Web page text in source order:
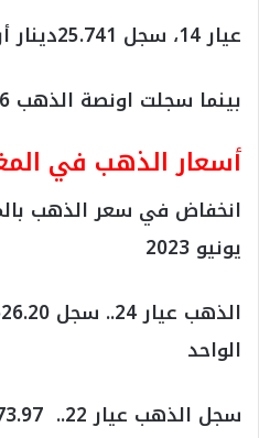
عيار 14، سجل 25.741دينار أردني
بينما سجلت اونصة الذهب 1372.496دينار أردني
أسعار الذهب في
يونيو 2023
الواحد
سجل الذهب عيار 22.. 573.97درهم مغربي